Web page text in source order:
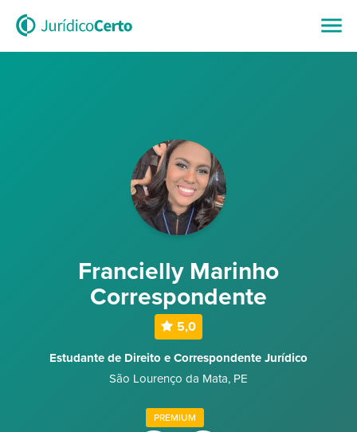
Francielly Marinho
Correspondente
5,0
Estudante de Direito e Correspondente Jurídico
São Lourenço da Mata, PE
PREMIUM